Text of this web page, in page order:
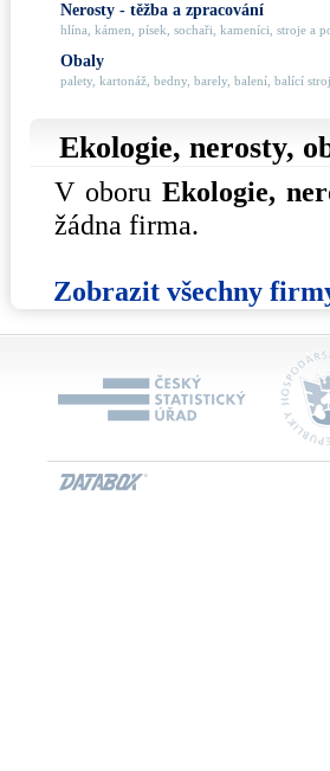
Nerosty - těžba a zpracování
hlína, kámen, písek, sochaři, kameníci, stroje a
Obaly
palety, kartonáž, bedny, barely, balení, balící
Ekologie, nerosty,
V oboru Ekologie,
žádna firma.
Zobrazit všechny